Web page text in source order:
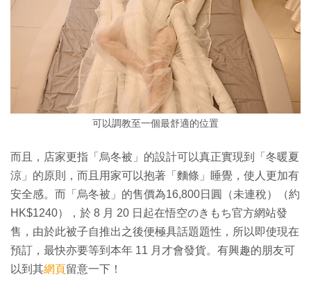
可以調教至一個最舒適的位置
而且，店家更指「烏冬被」的設計可以真正實現到「冬暖夏
涼」的原則，而且用家可以抱著「麵條」睡覺，使人更加有
安全感。而「烏冬被」的售價為16,800日圓（未連稅）（約
HK$1240），於 8 月 20 日起在悟空のきもち官方網站發
售，由於此被子自推出之後便極具話題題性，所以即使現在
預訂，最快亦要等到本年 11 月才會發貨。有興趣的朋友可
以到其網頁留意一下！